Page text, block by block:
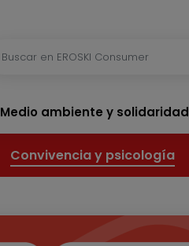
Medio ambiente y solidaridad
Convivencia y psicología